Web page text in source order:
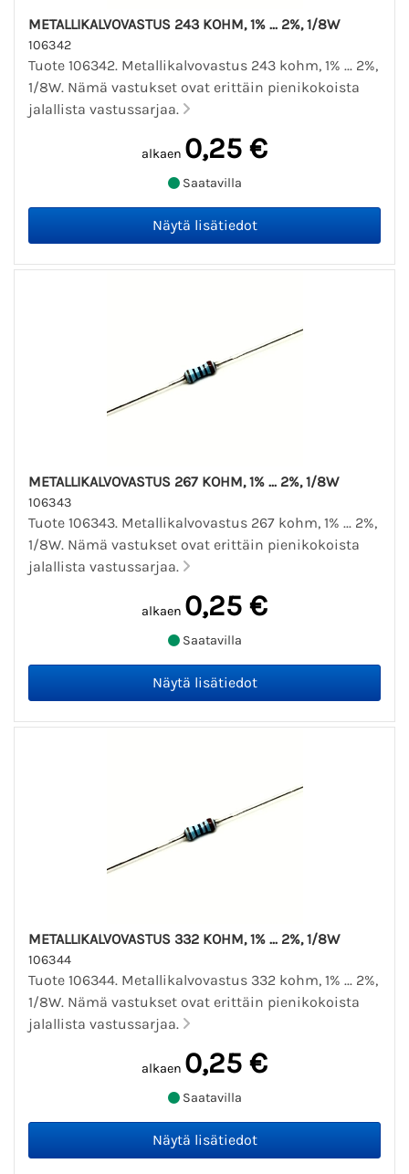
METALLIKALVOVASTUS 243 KOHM, 1% ... 2%, 1/8W
106342
Tuote 106342. Metallikalvovastus 243 kohm, 1% ... 2%,
1/8W. Nämä vastukset ovat erittäin pienikokoista
jalallista vastussarjaa.
alkaen 0,25 €
Saatavilla
METALLIKALVOVASTUS 267 KOHM, 1% ... 2%, 1/8W
106343
Tuote 106343. Metallikalvovastus 267 kohm, 1% ... 2%,
1/8W. Nämä vastukset ovat erittäin pienikokoista
jalallista vastussarjaa.
alkaen 0,25 €
Saatavilla
METALLIKALVOVASTUS 332 KOHM, 1% ... 2%, 1/8W
106344
Tuote 106344. Metallikalvovastus 332 kohm, 1% ... 2%,
1/8W. Nämä vastukset ovat erittäin pienikokoista
jalallista vastussarjaa.
alkaen 0,25 €
Saatavilla